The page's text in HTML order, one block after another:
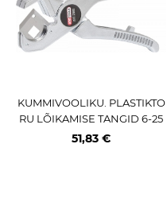
KUMMIVOOLIKU. PLASTIKTO
RU LÕIKAMISE TANGID 6-25
MM KS TOOLS
51,83 €